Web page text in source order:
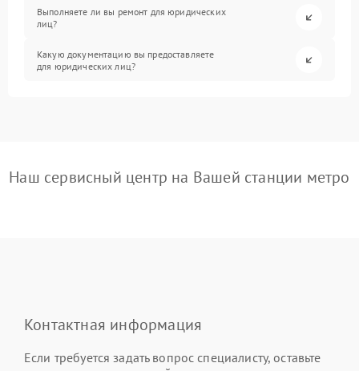
Выполняете ли вы ремонт для юридических
лиц?
Какую документацию вы предоставляете
для юридических лиц?
Наш сервисный центр на Вашей станции метро
Контактная информация
Если требуется задать вопрос специалисту, оставьте